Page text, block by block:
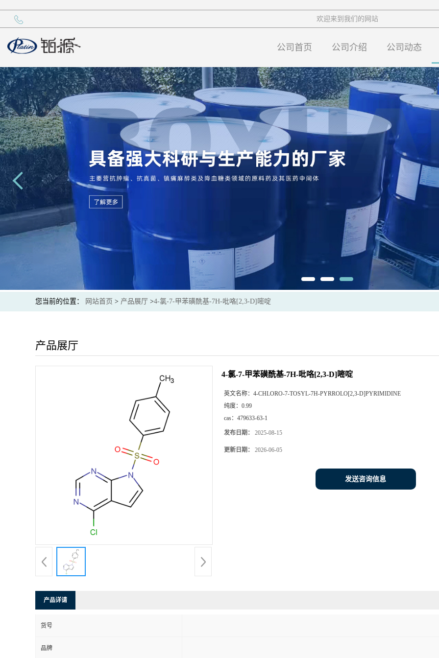
欢迎来到我们的网站
公司首页 公司介绍 公司动态
您当前的位置： 网站首页 > 产品展厅 >4-氯-7-甲苯磺酰基-7H-吡咯[2,3-D]嘧啶
产品展厅
4-氯-7-甲苯磺酰基-7H-吡咯[2,3-D]嘧啶
英文名称： 4-CHLORO-7-TOSYL-7H-PYRROLO[2,3-D]PYRIMIDINE
纯度： 0.99
cas： 479633-63-1
发布日期： 2025-08-15
更新日期： 2026-06-05
发送咨询信息
产品详请
货号
品牌